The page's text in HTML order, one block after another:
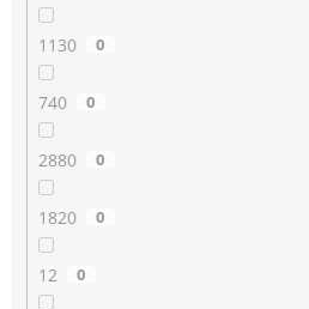
1130 0
740 0
2880 0
1820 0
12 0